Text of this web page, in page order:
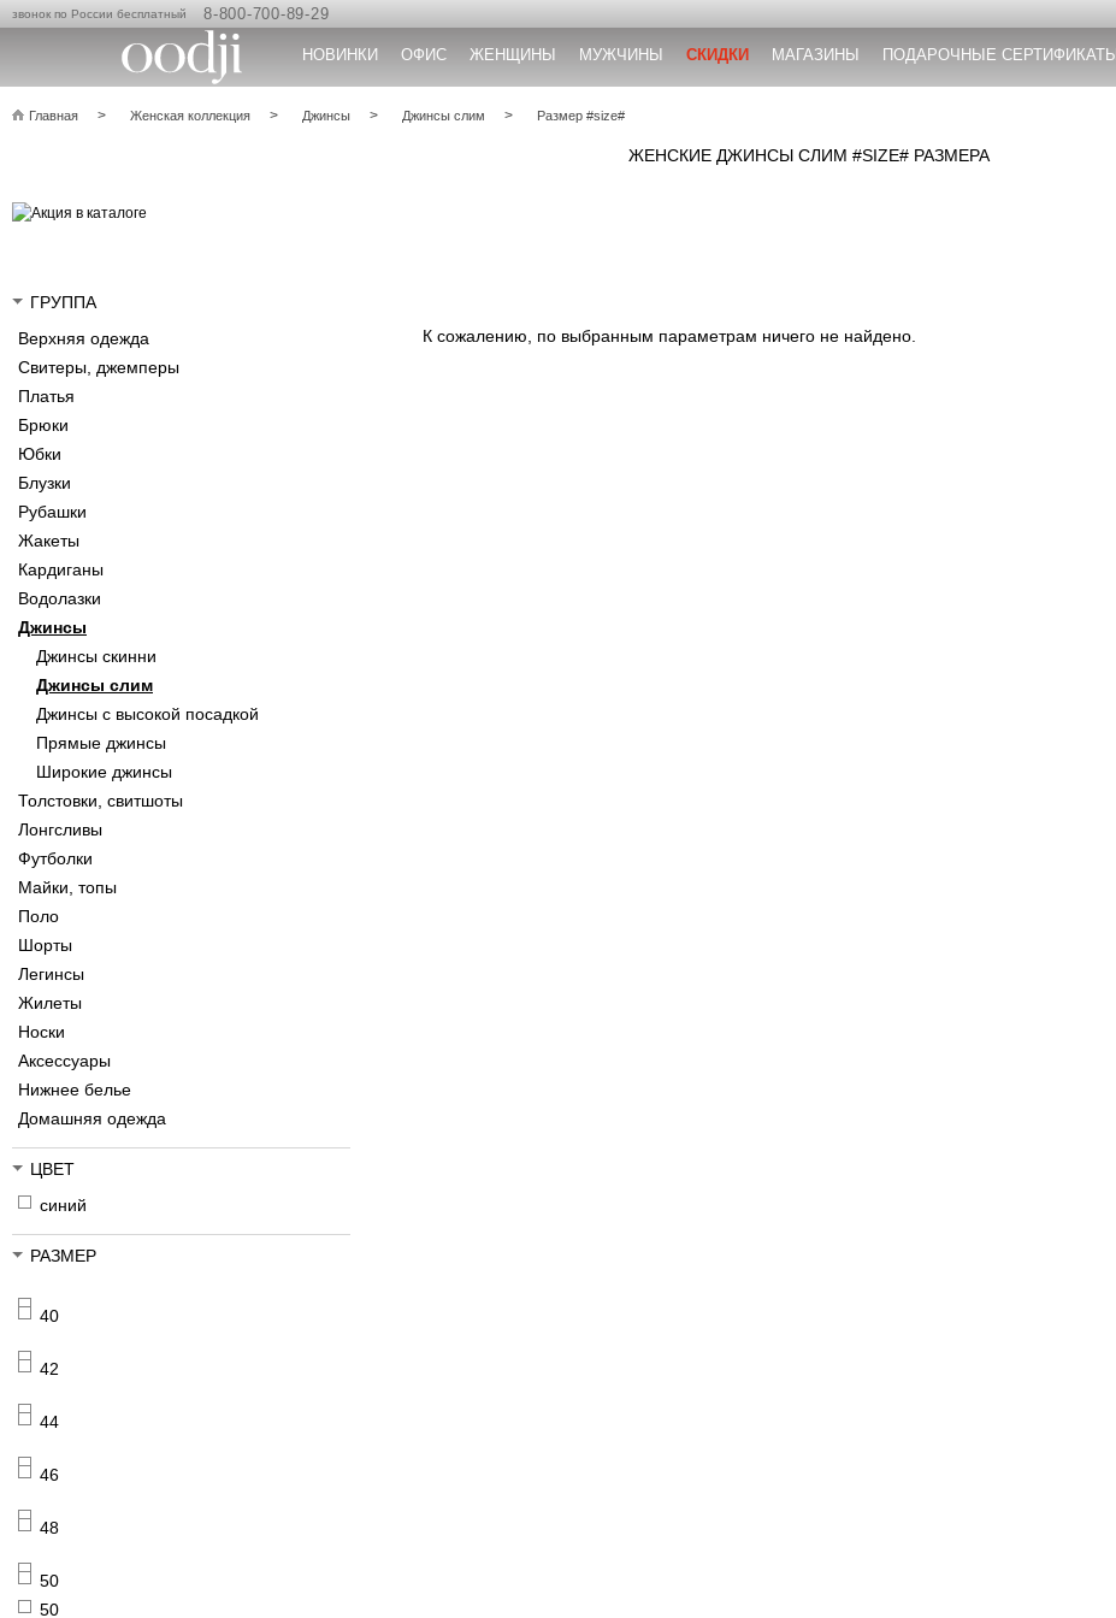
звонок по России бесплатный 8-800-700-89-29
НОВИНКИ ОФИС ЖЕНЩИНЫ МУЖЧИНЫ СКИДКИ МАГАЗИНЫ ПОДАРОЧНЫЕ СЕРТИФИКАТЫ
Главная Женская коллекция Джинсы Джинсы слим Размер #size#
ЖЕНСКИЕ ДЖИНСЫ СЛИМ #SIZE# РАЗМЕРА
ГРУППА
Верхняя одежда
Свитеры, джемперы
Платья
Брюки
Юбки
Блузки
Рубашки
Жакеты
Кардиганы
Водолазки
Джинсы
Джинсы скинни
Джинсы слим
Джинсы с высокой посадкой
Прямые джинсы
Широкие джинсы
Толстовки, свитшоты
Лонгсливы
Футболки
Майки, топы
Поло
Шорты
Легинсы
Жилеты
Носки
Аксессуары
Нижнее белье
Домашняя одежда
ЦВЕТ
синий
РАЗМЕР
40
42
44
46
48
50
50
К сожалению, по выбранным параметрам ничего не найдено.